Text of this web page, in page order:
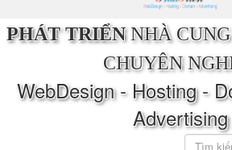
PHÁT TRIỂNNHÀ
CHUYÊN
WebDesign - Hosting -
Advertising